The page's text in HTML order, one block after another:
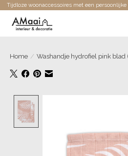
Tijdloze woonaccessoires met een persoonlijke
Home / Washandje hydrofiel pink blad